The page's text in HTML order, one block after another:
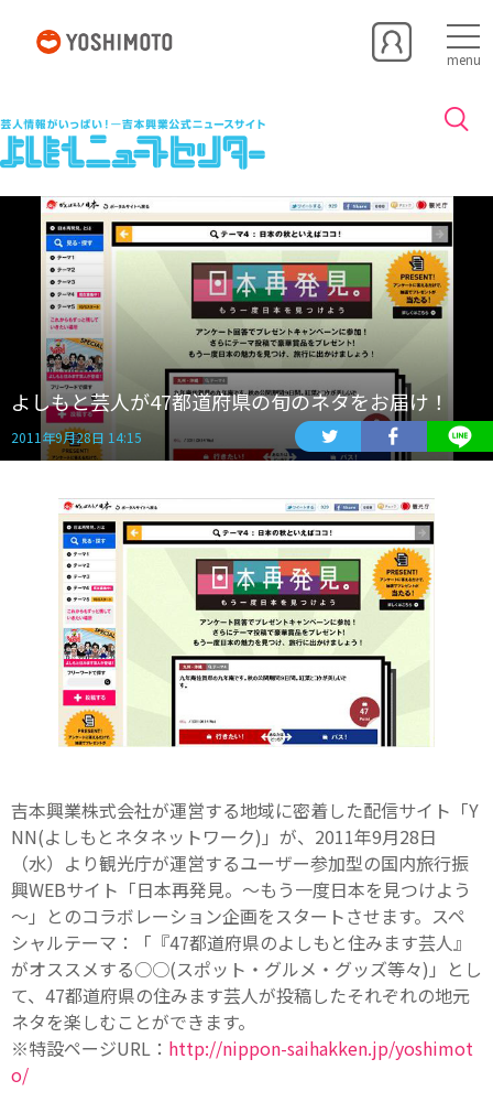
menu
よしもと芸人が47都道府県の旬のネタをお届け！
2011年9月28日 14:15
吉本興業株式会社が運営する地域に密着した配信サイト「Y
NN(よしもとネタネットワーク)」が、2011年9月28日
（水）より観光庁が運営するユーザー参加型の国内旅行振
興WEBサイト「日本再発見。～もう一度日本を見つけよう
～」とのコラボレーション企画をスタートさせます。スペ
シャルテーマ：「『47都道府県のよしもと住みます芸人』
がオススメする○○(スポット・グルメ・グッズ等々)」とし
て、47都道府県の住みます芸人が投稿したそれぞれの地元
ネタを楽しむことができます。
※特設ページURL： http://nippon-saihakken.jp/yoshimot
o/